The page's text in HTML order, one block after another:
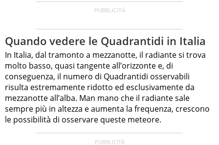
Quando vedere le Quadrantidi in Italia
In Italia, dal tramonto a mezzanotte, il radiante si trova
molto basso, quasi tangente all’orizzonte e, di
conseguenza, il numero di Quadrantidi osservabili
risulta estremamente ridotto ed esclusivamente da
mezzanotte all’alba. Man mano che il radiante sale
sempre più in altezza e aumenta la frequenza, crescono
le possibilità di osservare queste meteore.